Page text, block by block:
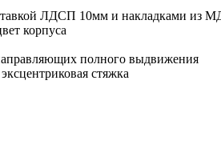
ЛДСП 10мм и накладками из
корпуса
полного выдвижения
стяжка